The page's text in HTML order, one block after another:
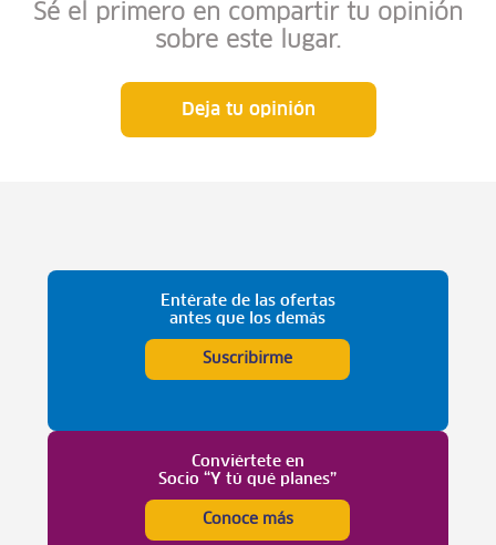
Sé el primero en compartir tu opinión
sobre este lugar.
Deja tu opinión
Entérate de las ofertas
antes que los demás
Suscribirme
Conviértete en
Socio “Y tú qué planes”
Conoce más